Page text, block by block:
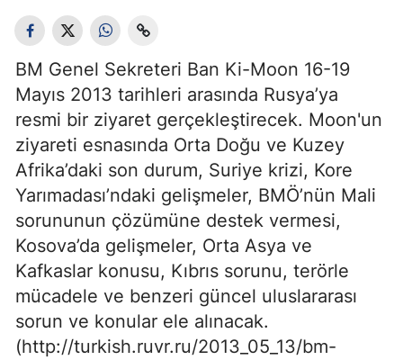
BM Genel Sekreteri Ban Ki-Moon 16-19
Mayıs 2013 tarihleri arasında Rusya’ya
resmi bir ziyaret gerçekleştirecek. Moon'un
ziyareti esnasında Orta Doğu ve Kuzey
Afrika’daki son durum, Suriye krizi, Kore
Yarımadası’ndaki gelişmeler, BMÖ’nün Mali
sorununun çözümüne destek vermesi,
Kosova’da gelişmeler, Orta Asya ve
Kafkaslar konusu, Kıbrıs sorunu, terörle
mücadele ve benzeri güncel uluslararası
sorun ve konular ele alınacak.
(http://turkish.ruvr.ru/2013_05_13/bm-